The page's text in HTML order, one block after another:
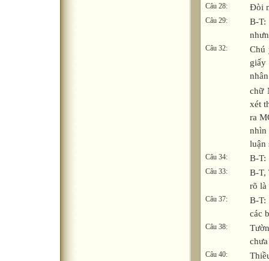
Câu 28: Đòi
Câu 29: B-T:
Câu 32:
Chú
giấy
chữ
xét
ra
luận
Câu 34: B-T:
Câu 33:
B-T,
rõ là
Câu 37: B-T:
các
Câu 38:
Câu 40: